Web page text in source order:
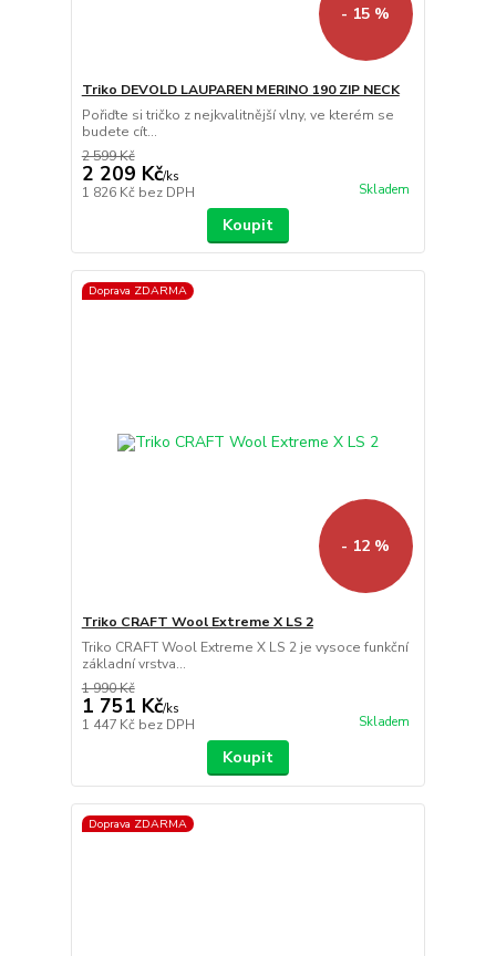
- 15 %
Triko DEVOLD LAUPAREN MERINO 190 ZIP NECK
Pořiďte si tričko z nejkvalitnější vlny, ve kterém se
budete cít...
2 599 Kč
2 209 Kč/ks
1 826 Kč bez DPH Skladem
Koupit
Doprava ZDARMA
- 12 %
Triko CRAFT Wool Extreme X LS 2
Triko CRAFT Wool Extreme X LS 2 je vysoce funkční
základní vrstva...
1 990 Kč
1 751 Kč/ks
1 447 Kč bez DPH Skladem
Koupit
Doprava ZDARMA